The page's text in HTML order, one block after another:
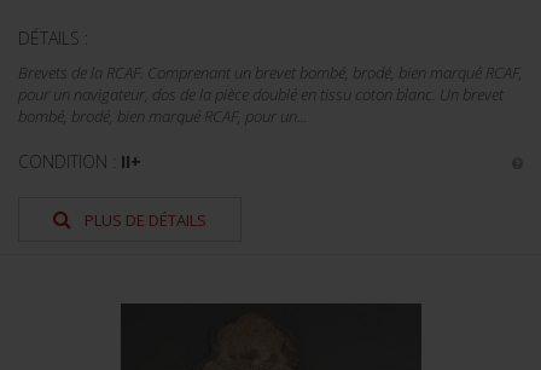
DÉTAILS :
Brevets de la RCAF. Comprenant un brevet bombé, brodé, bien marqué RCAF,
pour un navigateur, dos de la pièce doublé en tissu coton blanc. Un brevet
bombé, brodé, bien marqué RCAF, pour un...
CONDITION : II+
PLUS DE DÉTAILS